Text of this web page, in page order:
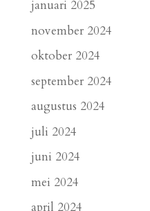
januari 2025
november 2024
oktober 2024
september 2024
augustus 2024
juli 2024
juni 2024
mei 2024
april 2024